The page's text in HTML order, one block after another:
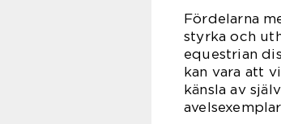
Fördelarna
styrka och
equestrian
kan vara att
känsla av